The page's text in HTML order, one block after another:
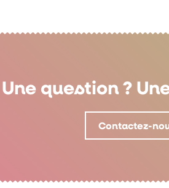
Une question ?
Contactez-